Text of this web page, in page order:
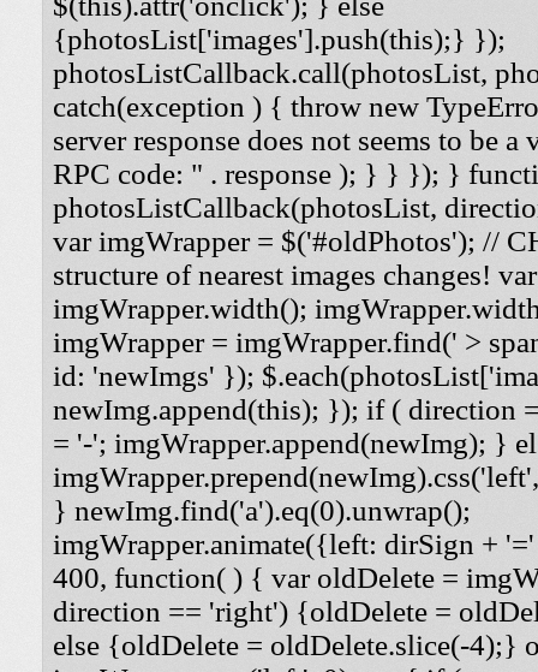
{photosList['images'].push(this);} });
photosListCallback.call(photosList,
catch(exception ) { throw new
server response does not seems to be
RPC code: " . response ); } } }); }
photosListCallback(photosList,
var imgWrapper = $('#oldPhotos'); //
structure of nearest images changes!
imgWrapper.width();
imgWrapper = imgWrapper.find(' >
id: 'newImgs' });
newImg.append(this); }); if ( direction
= '-'; imgWrapper.append(newImg); }
} newImg.find('a').eq(0).unwrap();
imgWrapper.animate({left: dirSign +
400, function( ) { var oldDelete =
direction == 'right') {oldDelete =
else {oldDelete = oldDelete.slice(-4);}